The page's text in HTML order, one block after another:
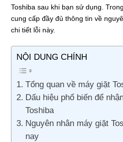
Toshiba sau khi bạn sử dụng.
cung cấp đầy đủ thông tin về
chi tiết lỗi này.
NỘI DUNG CHÍNH
Tổng quan về máy giặt
Dấu hiệu phổ biến để
Toshiba
Nguyên nhân máy giặt
nay